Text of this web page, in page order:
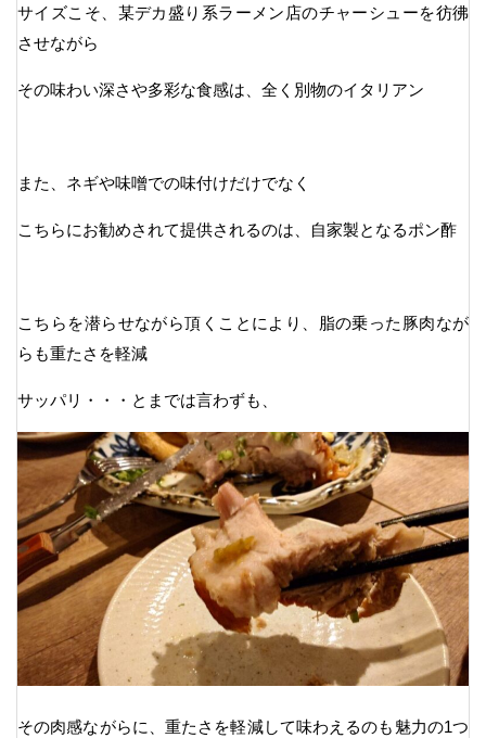
サイズこそ、某デカ盛り系ラーメン店のチャーシューを彷彿
させながら
その味わい深さや多彩な食感は、全く別物のイタリアン
また、ネギや味噌での味付けだけでなく
こちらにお勧めされて提供されるのは、自家製となるポン酢
こちらを潜らせながら頂くことにより、脂の乗った豚肉なが
らも重たさを軽減
サッパリ・・・とまでは言わずも、
その肉感ながらに、重たさを軽減して味わえるのも魅力の1つ